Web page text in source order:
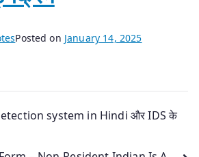
Posted on January 14, 2025
system in Hindi और IDS के